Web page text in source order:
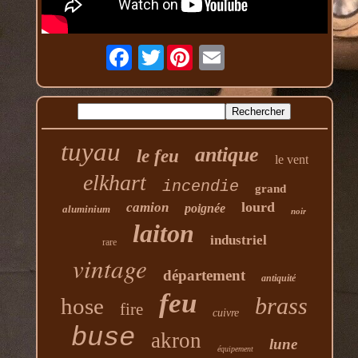
Twitter
tuyau le feu antique le vent
elkhart incendie grand
aluminium camion poignée lourd noir
rare laiton industriel
vintage département antiquité
hose fire feu cuivre brass
buse akron équipement lune